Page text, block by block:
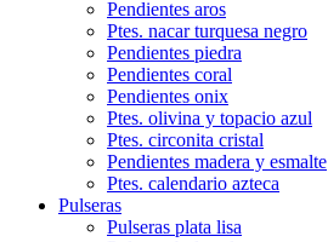
Pendientes aros
Ptes. nacar turquesa negro
Pendientes piedra
Pendientes coral
Pendientes onix
Ptes. olivina y topacio azul
Ptes. circonita cristal
Pendientes madera y esmalte
Ptes. calendario azteca
Pulseras
Pulseras plata lisa